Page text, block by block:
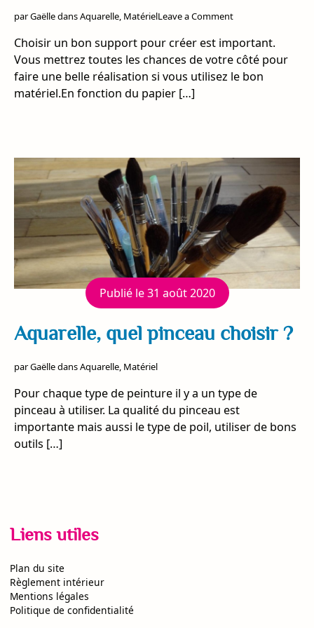
parGaëlledansAquarelle, MatérielLeave a Commenton
son
papier
aquarelle
Choisir un bon support pour créer est important.
Vous mettrez toutes les chances de votre côté pour
faire une belle réalisation si vous utilisez le bon
matériel.En fonction du papier […]
Publié le31 août 2020
Aquarelle, quel pinceau choisir ?
parGaëlledansAquarelle, Matériel
Pour chaque type de peinture il y a un type de
pinceau à utiliser. La qualité du pinceau est
importante mais aussi le type de poil, utiliser de bons
outils […]
Liens utiles
Plan du site
Règlement intérieur
Mentions légales
Politique de confidentialité